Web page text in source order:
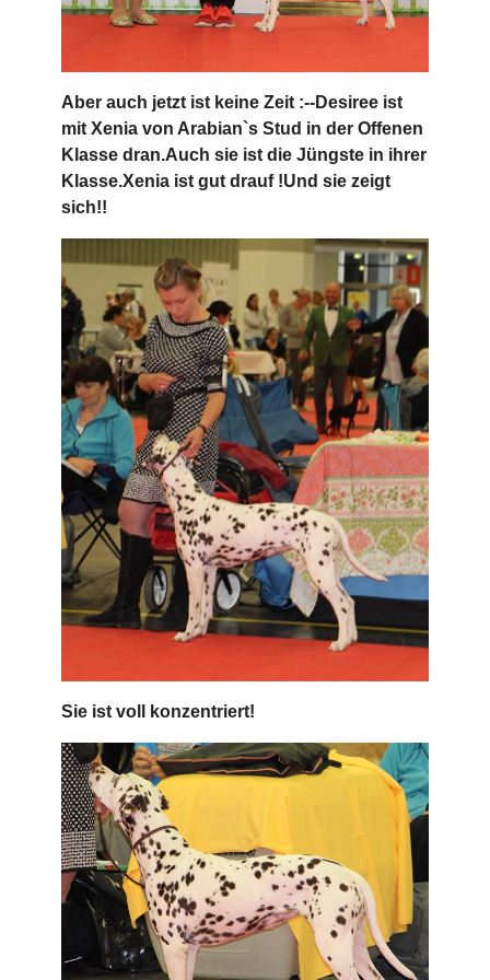
Aber auch jetzt ist keine Zeit :--Desiree ist
mit Xenia von Arabian`s Stud in der Offenen
Klasse dran.Auch sie ist die Jüngste in ihrer
Klasse.Xenia ist gut drauf !Und sie zeigt
sich!!
Sie ist voll konzentriert!